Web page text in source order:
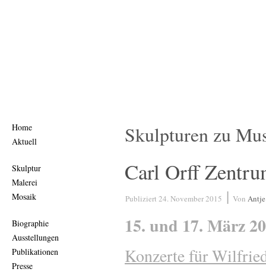
Home
Aktuell
Skulptur
Malerei
Mosaik
Biographie
Ausstellungen
Publikationen
Presse
Skulpturen zu
Carl Orff
Publiziert 24. November 2015 | Von
15. und 17. März
Konzerte für